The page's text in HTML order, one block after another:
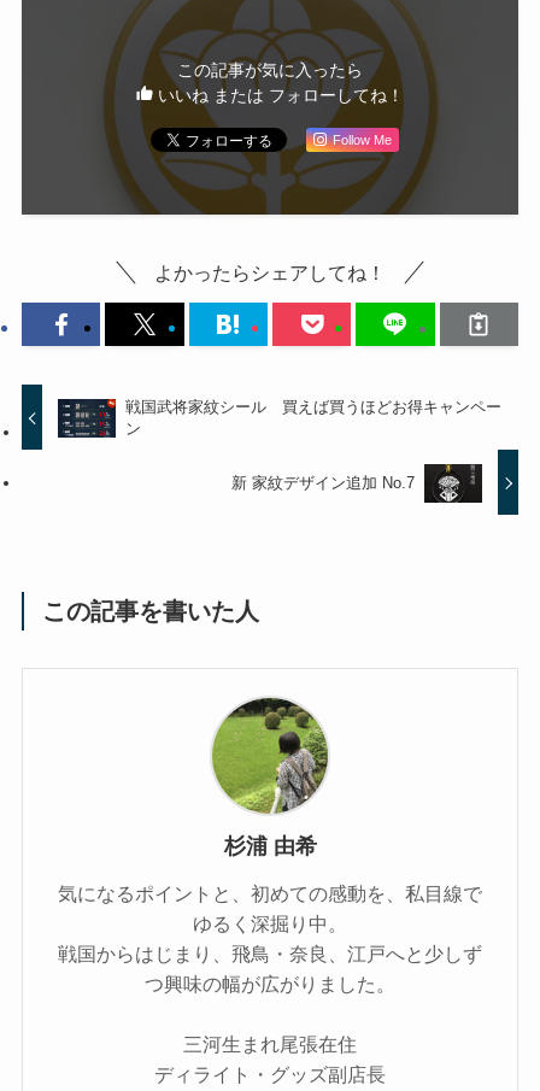
この記事が気に入ったら
いいね または フォローしてね！
Follow Me
よかったらシェアしてね！
戦国武将家紋シール 買えば買うほどお得キャンペー
ン
新 家紋デザイン追加 No.7
この記事を書いた人
杉浦 由希
気になるポイントと、初めての感動を、私目線で
ゆるく深掘り中。
戦国からはじまり、飛鳥・奈良、江戸へと少しず
つ興味の幅が広がりました。
三河生まれ尾張在住
ディライト・グッズ副店長